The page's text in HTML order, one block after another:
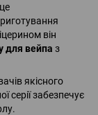
він
для вейпа з
якісного
серії забезпечує